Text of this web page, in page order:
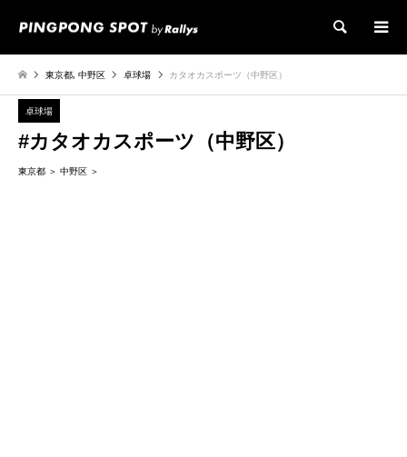
検索
東京都,中野区 卓球場 カタオカスポーツ（中野区）
卓球場
#カタオカスポーツ（中野区）
東京都 中野区